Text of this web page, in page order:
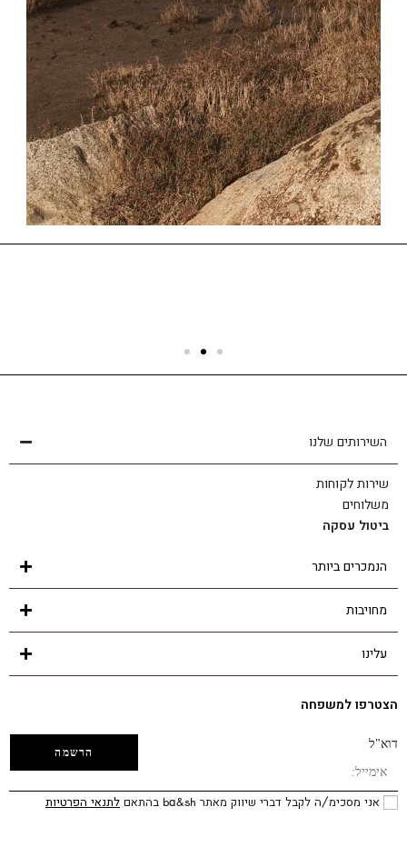
שירות לקוחות
השירותים שלנו
שירות לקוחות
משלוחים
ביטול עסקה
הנמכרים ביותר
מחויבות
עלינו
הצטרפו למשפחה
דוא"ל
אני מסכימ/ה לקבל דברי שיווק מאתר ba&sh בהתאם לתנאי הפרטיות